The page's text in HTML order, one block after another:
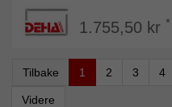
1.755,50 kr *
Tilbake 1 2 3 4
Videre